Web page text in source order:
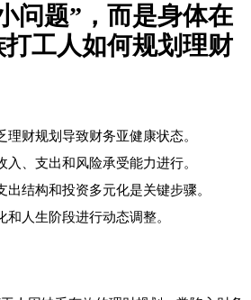
问题”，而是身体在
工人如何规划理财
理财规划导致财务亚健康状态。
、支出和风险承受能力进行。
结构和投资多元化是关键步骤。
人生阶段进行动态调整。